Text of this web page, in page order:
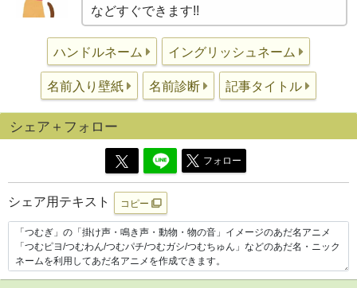
などすぐできます!!
ハンドルネーム イングリッシュネーム
名前入り壁紙 名前診断 記事タイトル
シェア＋フォロー
フォロー
シェア用テキスト コピー